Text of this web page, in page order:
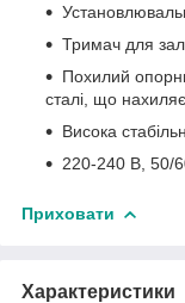
Тримач для
Похилий
сталі, що
Висока
220-240 В, 50/
Приховати
Характеристики